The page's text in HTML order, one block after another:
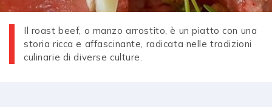
Il roast beef, o manzo arrostito, è un piatto con una
storia ricca e affascinante, radicata nelle tradizioni
culinarie di diverse culture.